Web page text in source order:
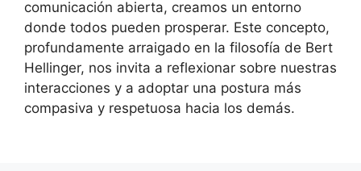
comunicación abierta, creamos un entorno
donde todos pueden prosperar. Este concepto,
profundamente arraigado en la filosofía de Bert
Hellinger, nos invita a reflexionar sobre nuestras
interacciones y a adoptar una postura más
compasiva y respetuosa hacia los demás.